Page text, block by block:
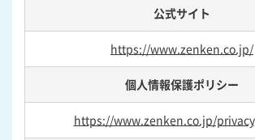
公式サイト
https://www.zenken.co.jp/
個人情報保護ポリシー
https://www.zenken.co.jp/